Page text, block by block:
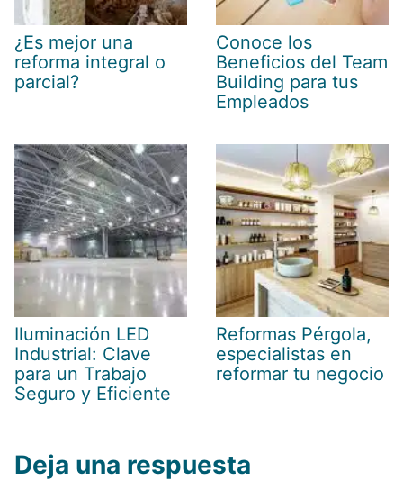
¿Es mejor una
reforma integral o
parcial?
Conoce los
Beneficios del Team
Building para tus
Empleados
Iluminación LED
Industrial: Clave
para un Trabajo
Seguro y Eficiente
Reformas Pérgola,
especialistas en
reformar tu negocio
Deja una respuesta